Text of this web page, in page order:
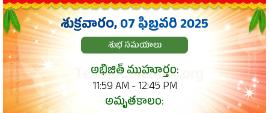
శుక్రవారం,07 ఫిబ్రవరి 2025
శుభ సమయాలు
అభిజిత్ ముహూర్తం:
11:59 AM - 12:45 PM
అమృతకాలం: